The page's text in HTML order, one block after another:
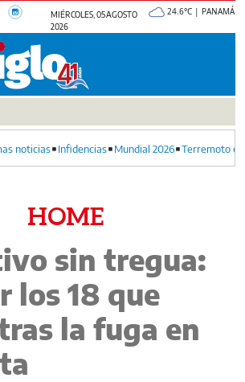
MIÉRCOLES, 05 AGOSTO
2026
24.6°C | PANAMÁ
noticias Infidencias Mundial 2026 Terremoto
HOME
sin tregua:
los 18 que
la fuga en